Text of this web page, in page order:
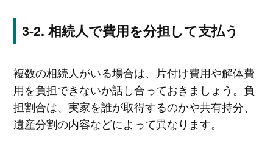
相続人で費用を分担して支払う
複数の相続人がいる場合は、片付け費用や解体費
用を負担できないか話し合っておきましょう。負
担割合は、実家を誰が取得するのかや共有持分、
遺産分割の内容などによって異なります。